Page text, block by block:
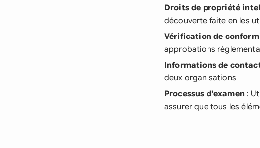
Droits de propriété
découverte faite en les
Vérification de
approbations
Informations de
deux organisations
Processus d'examen :
assurer que tous les